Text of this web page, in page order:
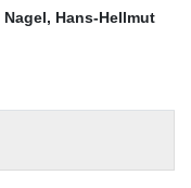
Nagel, Hans-Hellmut